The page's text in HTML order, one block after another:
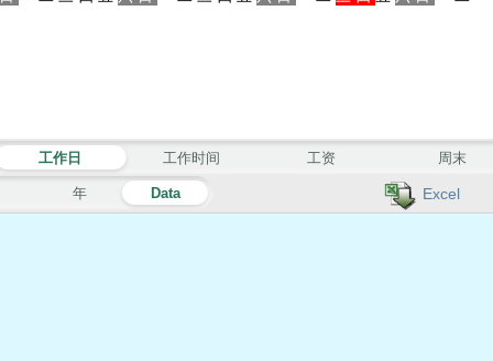
Excel
年 Data
工作日 工作时间 工资 周末